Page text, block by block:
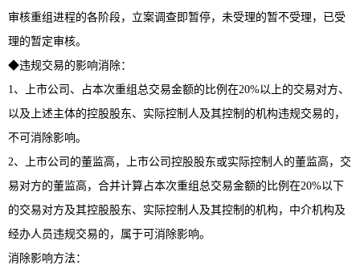
审核重组进程的各阶段，立案调查即暂停，未受理的暂不受理，已受
理的暂定审核。
◆违规交易的影响消除：
1、上市公司、占本次重组总交易金额的比例在20%以上的交易对方、
以及上述主体的控股股东、实际控制人及其控制的机构违规交易的，
不可消除影响。
2、上市公司的董监高，上市公司控股股东或实际控制人的董监高，交
易对方的董监高，合并计算占本次重组总交易金额的比例在20%以下
的交易对方及其控股股东、实际控制人及其控制的机构，中介机构及
经办人员违规交易的，属于可消除影响。
消除影响方法：